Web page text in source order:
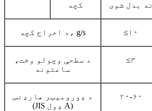
کچه نه بدل شوی
د اخراج کچه، g/s ≤۱۰
د سطحې وچولو وخت،
ساعتونه
≤۳
د ډورومیټر هارډنس
(JIS ډول A)
۲۰-۶۰